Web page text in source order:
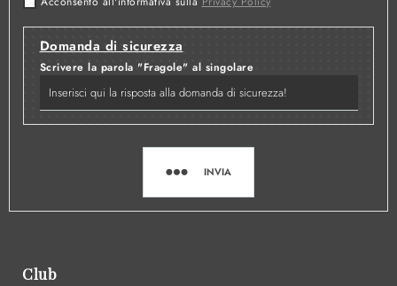
Domanda di sicurezza
Scrivere la parola "Fragole" al singolare
INVIA
Club